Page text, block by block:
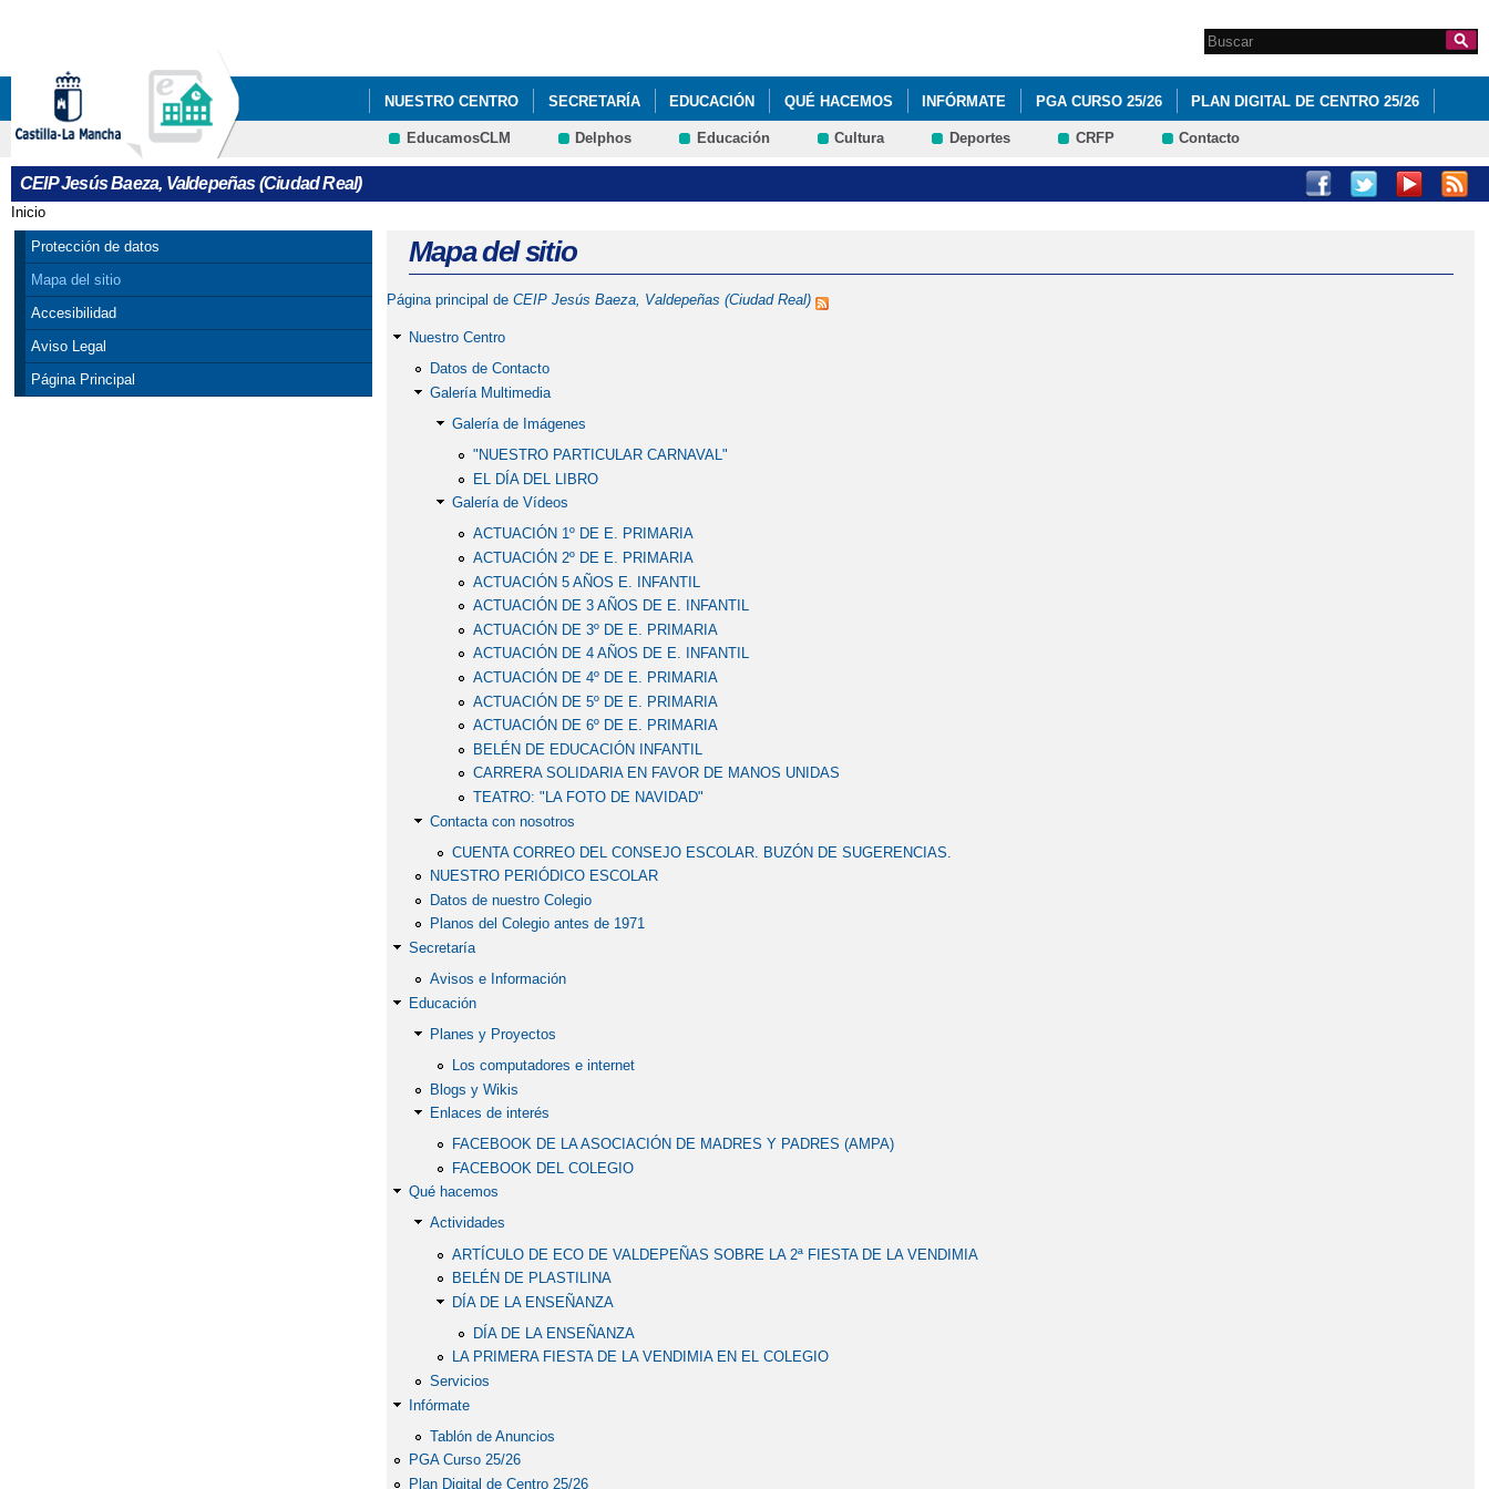
Formulario de
búsqueda
Search this site
NUESTRO CENTRO SECRETARÍA EDUCACIÓN QUÉ HACEMOS INFÓRMATE PGA CURSO 25/26 PLAN DIGITAL DE CENTRO 25/26
EducamosCLM Delphos Educación Cultura Deportes CRFP Contacto
CEIP Jesús Baeza, Valdepeñas (Ciudad Real)
Se encuentra usted aquí
Inicio
Protección de datos
Mapa del sitio
Accesibilidad
Aviso Legal
Página Principal
Mapa del sitio
Página principal de CEIP Jesús Baeza, Valdepeñas (Ciudad Real)
Nuestro Centro
Datos de Contacto
Galería Multimedia
Galería de Imágenes
"NUESTRO PARTICULAR CARNAVAL"
EL DÍA DEL LIBRO
Galería de Vídeos
ACTUACIÓN 1º DE E. PRIMARIA
ACTUACIÓN 2º DE E. PRIMARIA
ACTUACIÓN 5 AÑOS E. INFANTIL
ACTUACIÓN DE 3 AÑOS DE E. INFANTIL
ACTUACIÓN DE 3º DE E. PRIMARIA
ACTUACIÓN DE 4 AÑOS DE E. INFANTIL
ACTUACIÓN DE 4º DE E. PRIMARIA
ACTUACIÓN DE 5º DE E. PRIMARIA
ACTUACIÓN DE 6º DE E. PRIMARIA
BELÉN DE EDUCACIÓN INFANTIL
CARRERA SOLIDARIA EN FAVOR DE MANOS UNIDAS
TEATRO: "LA FOTO DE NAVIDAD"
Contacta con nosotros
CUENTA CORREO DEL CONSEJO ESCOLAR. BUZÓN DE SUGERENCIAS.
NUESTRO PERIÓDICO ESCOLAR
Datos de nuestro Colegio
Planos del Colegio antes de 1971
Secretaría
Avisos e Información
Educación
Planes y Proyectos
Los computadores e internet
Blogs y Wikis
Enlaces de interés
FACEBOOK DE LA ASOCIACIÓN DE MADRES Y PADRES (AMPA)
FACEBOOK DEL COLEGIO
Qué hacemos
Actividades
ARTÍCULO DE ECO DE VALDEPEÑAS SOBRE LA 2ª FIESTA DE LA VENDIMIA
BELÉN DE PLASTILINA
DÍA DE LA ENSEÑANZA
DÍA DE LA ENSEÑANZA
LA PRIMERA FIESTA DE LA VENDIMIA EN EL COLEGIO
Servicios
Infórmate
Tablón de Anuncios
PGA Curso 25/26
Plan Digital de Centro 25/26